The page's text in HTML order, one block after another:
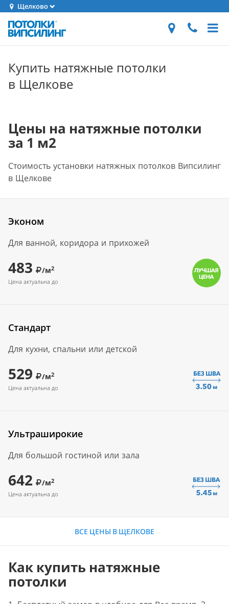
Щелково
Купить натяжные потолки
в Щелкове
Цены на натяжные потолки
за 1 м2
Стоимость установки натяжных потолков Випсилинг
в Щелкове
Эконом
Для ванной, коридора и прихожей
483 /м2
Цена актуальна до
Стандарт
Для кухни, спальни или детской
529 /м2
Цена актуальна до
Ультраширокие
Для большой гостиной или зала
642 /м2
Цена актуальна до
ВСЕ ЦЕНЫ В ЩЕЛКОВЕ
Как купить натяжные
потолки